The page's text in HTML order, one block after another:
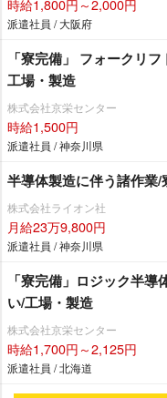
時給1,800円～2,000円
派遣社員 / 大阪府
「寮完備」 フォークリ
工場・製造
株式会社京栄センター
時給1,500円
派遣社員 / 神奈川県
半導体製造に伴う諸作業
株式会社ライオン社
月給23万9,800円
派遣社員 / 神奈川県
「寮完備」ロジック半
い/工場・製造
株式会社京栄センター
時給1,700円～2,125円
派遣社員 / 北海道